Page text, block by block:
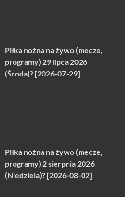
Piłka nożna na żywo (mecze,
programy) 29 lipca 2026
(Środa)? [2026-07-29]
Piłka nożna na żywo (mecze,
programy) 2 sierpnia 2026
(Niedziela)? [2026-08-02]